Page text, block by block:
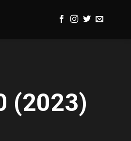
(2023)